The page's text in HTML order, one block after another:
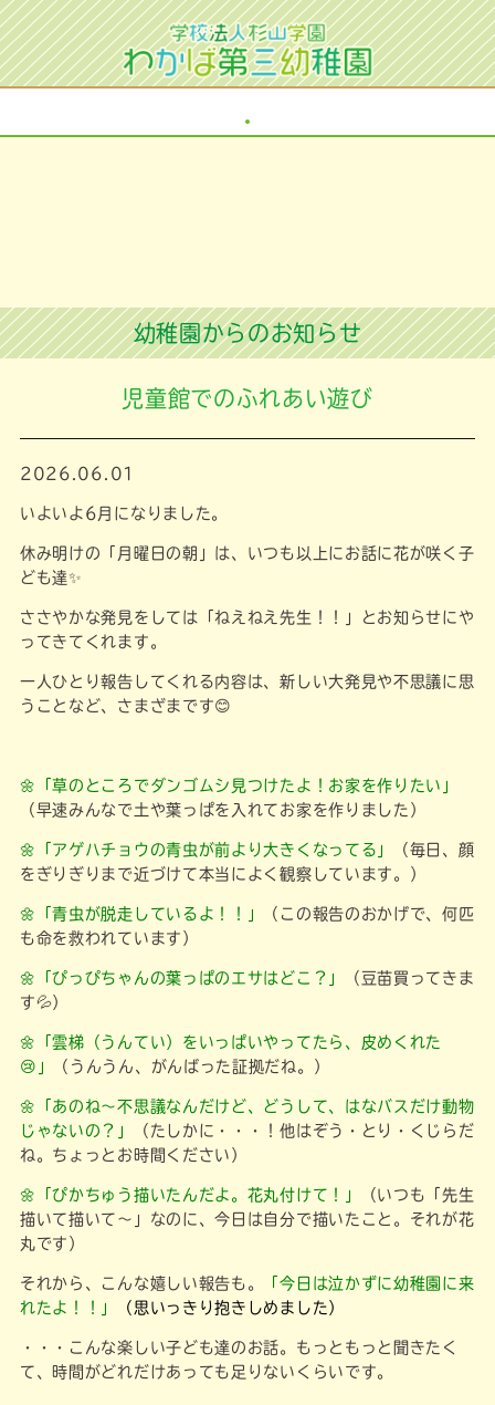
幼稚園からのお知らせ
児童館でのふれあい遊び
2026.06.01
いよいよ6月になりました。
休み明けの「月曜日の朝」は、いつも以上にお話に花が咲く子
ども達✨
ささやかな発見をしては「ねえねえ先生！！」とお知らせにや
ってきてくれます。
一人ひとり報告してくれる内容は、新しい大発見や不思議に思
うことなど、さまざまです😊
🌼「草のところでダンゴムシ見つけたよ！お家を作りたい」
（早速みんなで土や葉っぱを入れてお家を作りました）
🌼「アゲハチョウの青虫が前より大きくなってる」
（毎日、顔
をぎりぎりまで近づけて本当によく観察しています。）
🌼「青虫が脱走しているよ！！」
（この報告のおかげで、何匹
も命を救われています）
🌼「ぴっぴちゃんの葉っぱのエサはどこ？」
（豆苗買ってきま
す💦）
🌼「雲梯（うんてい）をいっぱいやってたら、皮めくれた
😢」
（うんうん、がんばった証拠だね。）
🌼「あのね～不思議なんだけど、どうして、はなバスだけ動物
じゃないの？」
（たしかに・・・！他はぞう・とり・くじらだ
ね。ちょっとお時間ください）
🌼「ぴかちゅう描いたんだよ。花丸付けて！」
（いつも「先生
描いて描いて～」なのに、今日は自分で描いたこと。それが花
丸です）
それから、こんな嬉しい報告も。
「今日は泣かずに幼稚園に来
れたよ！！」
（思いっきり抱きしめました）
・・・こんな楽しい子ども達のお話。もっともっと聞きたく
て、時間がどれだけあっても足りないくらいです。